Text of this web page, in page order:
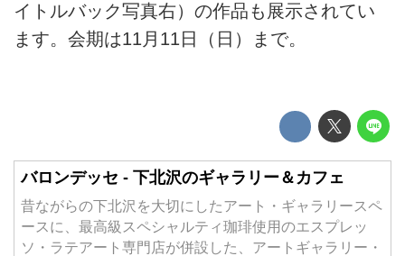
イトルバック写真右）の作品も展示されてい
ます。会期は11月11日（日）まで。
バロンデッセ - 下北沢のギャラリー＆カフェ
昔ながらの下北沢を大切にしたアート・ギャラリースペ
ースに、最高級スペシャルティ珈琲使用のエスプレッ
ソ・ラテアート専門店が併設した、アートギャラリー・